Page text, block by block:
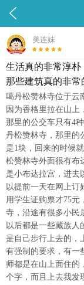

美连妹
生活真的非常淳朴
那些建筑真的非常
噶丹松赞林寺位于云
因为香格里拉在山上
那里的公交车只有4
丹松赞林寺，那里的
是1块，回来的时候
松赞林寺外面很有布
是小布达拉宫，进去
以提前一天在网上订
用学生证购票才75元
寺，沿途有很多小民
以后都是一些藏族人
是自己步行上去的，
有强制的要求，有一
师都是在山上面住的
个字，而且上去我发